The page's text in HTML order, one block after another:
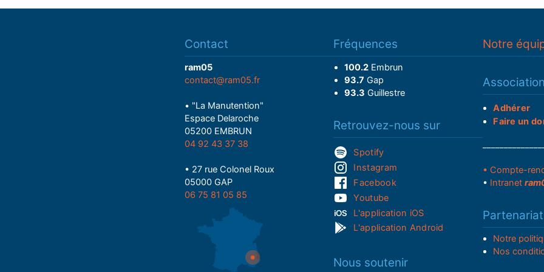
Contact
ram05
contact@ram05.fr
• "La Manutention"
Espace Delaroche
05200 EMBRUN
04 92 43 37 38
• 27 rue Colonel Roux
05000 GAP
06 75 81 05 85
Fréquences
100.2Embrun
93.7 Gap
93.3 Guillestre
Retrouvez-nous sur
Spotify
Instagram
Facebook
Youtube
L'application iOS
L'application Android
Nous soutenir
Notre
Association
Adhérer
Faire un
• Compte-
• Intranet
Notre
Nos